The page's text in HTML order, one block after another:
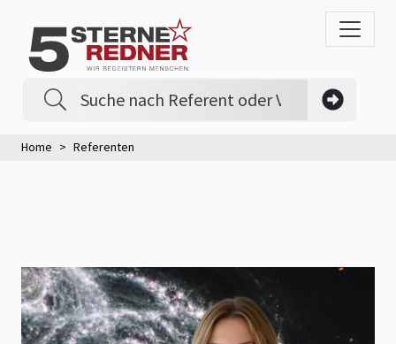
Home Referenten